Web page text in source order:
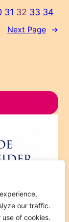
our traffic.
of cookies.
31 32 33 34
Next Page →